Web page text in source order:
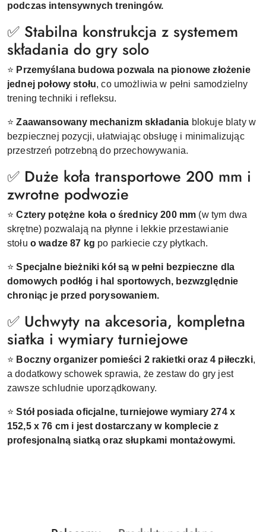
podczas intensywnych treningów.
✅ Stabilna konstrukcja z systemem
składania do gry solo
⭐ Przemyślana budowa pozwala na pionowe złożenie
jednej połowy stołu, co umożliwia w pełni samodzielny
trening techniki i refleksu.
⭐ Zaawansowany mechanizm składania blokuje blaty w
bezpiecznej pozycji, ułatwiając obsługę i minimalizując
przestrzeń potrzebną do przechowywania.
✅ Duże koła transportowe 200 mm i
zwrotne podwozie
⭐ Cztery potężne koła o średnicy 200 mm (w tym dwa
skrętne) pozwalają na płynne i lekkie przestawianie
stołu o wadze 87 kg po parkiecie czy płytkach.
⭐ Specjalne bieżniki kół są w pełni bezpieczne dla
domowych podłóg i hal sportowych, bezwzględnie
chroniąc je przed porysowaniem.
✅ Uchwyty na akcesoria, kompletna
siatka i wymiary turniejowe
⭐ Boczny organizer pomieści 2 rakietki oraz 4 piłeczki,
a dodatkowy schowek sprawia, że zestaw do gry jest
zawsze schludnie uporządkowany.
⭐ Stół posiada oficjalne, turniejowe wymiary 274 x
152,5 x 76 cm i jest dostarczany w komplecie z
profesjonalną siatką oraz słupkami montażowymi.